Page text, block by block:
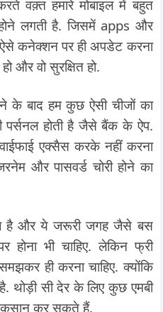
वक़्त हमारे मोबाइल में बहुत
लगती है. जिसमें apps और
कनेक्शन पर ही अपडेट करना
और वो सुरक्षित हो.
के बाद हम कुछ ऐसी चीजों का
पर्सनल होती है जैसे बैंक के ऐप.
एक्सैस करके नहीं करना
और पासवर्ड चोरी होने का
है और ये जरूरी जगह जैसे बस
होना भी चाहिए. लेकिन फ्री
ही करना चाहिए. क्योंकि
थोड़ी सी देर के लिए कुछ एमबी
कर सकते हैं.